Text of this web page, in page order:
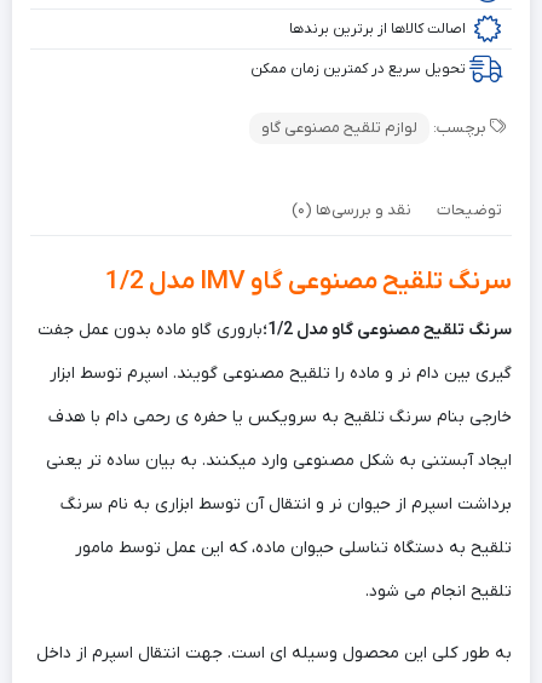
اصالت کالاها از برترین برندها
تحویل سریع در کمترین زمان ممکن
برچسب: لوازم تلقیح مصنوعی گاو
توضیحات نقد و بررسی‌ها (0)
سرنگ تلقیح مصنوعی گاو IMV مدل 1/2
سرنگ تلقیح مصنوعی گاو مدل 1/2؛
باروری گاو ماده بدون عمل جفت
گیری بین دام نر و ماده را تلقیح مصنوعی گویند. اسپرم توسط ابزار
خارجی بنام سرنگ تلقیح به سرویکس یا حفره ی رحمی دام با هدف
ایجاد آبستنی به شکل مصنوعی وارد میکنند. به بیان ساده تر یعنی
برداشت اسپرم از حیوان نر و انتقال آن توسط ابزاری به نام سرنگ
تلقیح به دستگاه تناسلی حیوان ماده، که این عمل توسط مامور
تلقیح انجام می شود.
به طور کلی این محصول وسیله ای است. جهت انتقال اسپرم از داخل